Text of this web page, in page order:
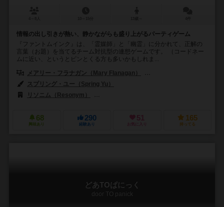
情報の出し引きが熱い、静かながらも盛り上がるパーティゲーム
『ファントムインク』は、「霊媒師」と「幽霊」に分かれて、正解の
言葉（お題）を当てるチーム対抗型の連想ゲームです。 （コードネー
ムに近い、というとピンとくる方も多いかもしれま...
メアリー・フラナガン（Mary Flanagan）
スプリング・ユー（Spring Yu）
リソニム（Resonym）
68
興味あり
290
経験あり
51
お気に入り
165
持ってる
どあTOぱにっく
door TO panick